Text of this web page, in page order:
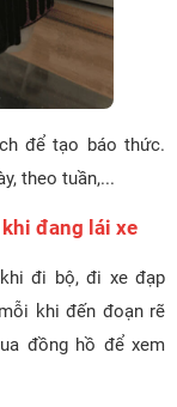
để tạo báo thức.
theo tuần,...
đang lái xe
đi bộ, đi xe đạp
khi đến đoạn rẽ
đồng hồ để xem